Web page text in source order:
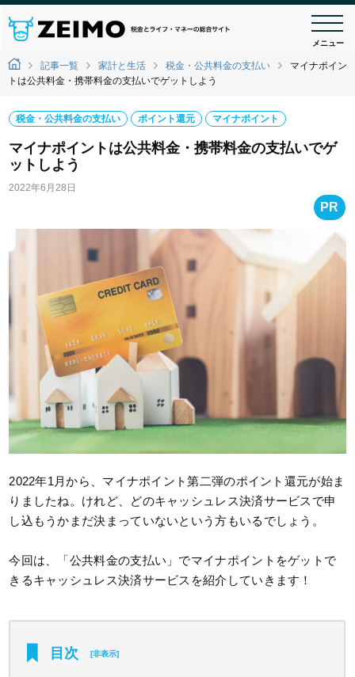
メニュー
記事一覧 家計と生活 税金・公共料金の支払い
マイナポイン
トは公共料金・携帯料金の支払いでゲットしよう
税金・公共料金の支払い ポイント還元 マイナポイント
マイナポイントは公共料金・携帯料金の支払いでゲ
ットしよう
2022年6月28日
PR
2022年1月から、マイナポイント第二弾のポイント還元が始ま
りましたね。けれど、どのキャッシュレス決済サービスで申
し込もうかまだ決まっていないという方もいるでしょう。
今回は、「公共料金の支払い」でマイナポイントをゲットで
きるキャッシュレス決済サービスを紹介していきます！
目次 [非表示]